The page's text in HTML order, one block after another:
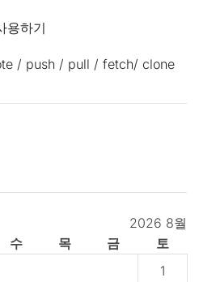
용하기
/ push / pull / fetch/ clone
2026 8월
수 목 금
토
1